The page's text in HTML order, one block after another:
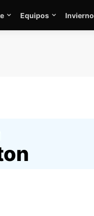
Equipos Invierno